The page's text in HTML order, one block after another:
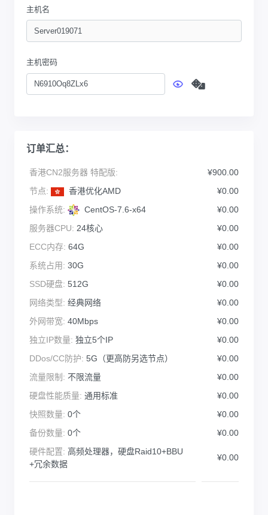
主机名
主机密码
订单汇总：
香港CN2服务器 特配版:
¥900.00
节点:
香港优化AMD
¥0.00
操作系统:
CentOS-7.6-x64
¥0.00
服务器CPU: 24核心
¥0.00
ECC内存: 64G
¥0.00
系统占用: 30G
¥0.00
SSD硬盘: 512G
¥0.00
网络类型: 经典网络
¥0.00
外网带宽: 40Mbps
¥0.00
独立IP数量: 独立5个IP
¥0.00
DDos/CC防护: 5G（更高防另选节点）
¥0.00
流量限制: 不限流量
¥0.00
硬盘性能质量: 通用标准
¥0.00
快照数量: 0个
¥0.00
备份数量: 0个
¥0.00
硬件配置: 高频处理器，硬盘Raid10+BBU
+冗余数据
¥0.00